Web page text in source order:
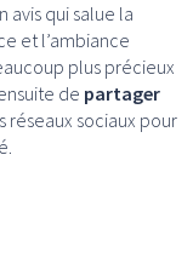
avis qui salue la
et l’ambiance
plus précieux
de partager
réseaux sociaux pour